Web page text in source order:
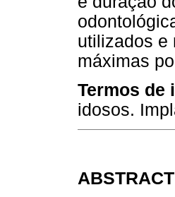
utilizados e
máximas
Termos de
idosos.
ABSTRACT